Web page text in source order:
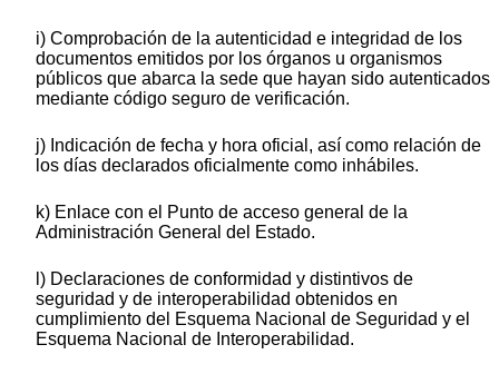
i) Comprobación de la autenticidad e integridad de los
documentos emitidos por los órganos u organismos
públicos que abarca la sede que hayan sido autenticados
mediante código seguro de verificación.
j) Indicación de fecha y hora oficial, así como relación de
los días declarados oficialmente como inhábiles.
k) Enlace con el Punto de acceso general de la
Administración General del Estado.
l) Declaraciones de conformidad y distintivos de
seguridad y de interoperabilidad obtenidos en
cumplimiento del Esquema Nacional de Seguridad y el
Esquema Nacional de Interoperabilidad.